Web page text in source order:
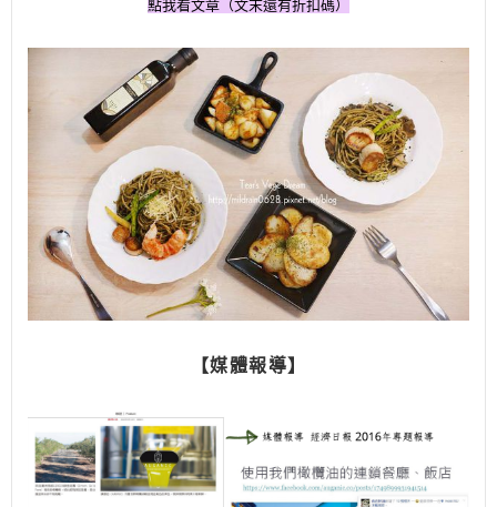
點我看文章（文末還有折扣碼）
【媒體報導】